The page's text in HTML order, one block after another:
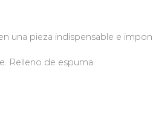
una pieza indispensable e
Relleno de espuma.